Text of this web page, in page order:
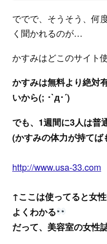
ででで、そうそう、何
く聞かれるのが…
かすみはどこのサイト
かすみは無料より絶対
いから(; ･`д･´)
でも、1週間に3人は普
(かすみの体力が持て
http://www.usa-33.com
↑ここは使ってると女
よくわかる
だって、美容室の女性